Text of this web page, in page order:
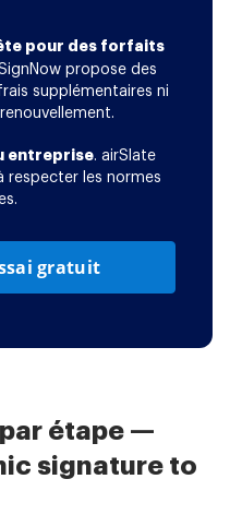
pour des forfaits
propose des
supplémentaires ni
entreprise. airSlate
respecter les normes
gratuit
étape —
signature to